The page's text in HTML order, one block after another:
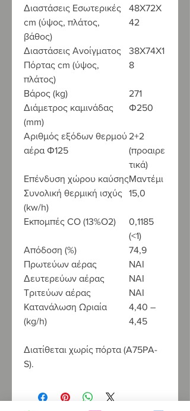
Διαστάσεις Εσωτερικές
cm (ύψος, πλάτος,
βάθος)
48X72X
42
Διαστάσεις Ανοίγματος
Πόρτας cm (ύψος,
πλάτος)
38X74X1
8
Βάρος (kg)
271
Διάμετρος καμινάδας
(mm)
Φ250
Αριθμός εξόδων θερμού
αέρα Φ125
2+2
(προαιρε
τικά)
Επένδυση χώρου καύσηςΜαντέμι
Συνολική θερμική ισχύς
(kw/h)
15,0
Εκπομπές CO (13%O2)
0,1185
(<1)
Απόδοση (%)
74,9
Πρωτεύων αέρας
ΝΑΙ
Δευτερεύων αέρας
ΝΑΙ
Τριτεύων αέρας
ΝΑΙ
Κατανάλωση Ωριαία
(kg/h)
4,40 –
4,45
Διατίθεται χωρίς πόρτα (A75PA-
S).